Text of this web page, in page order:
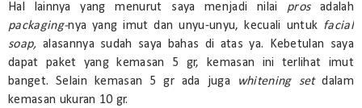
Hal lainnya yang menurut saya menjadi nilai prosadalah
packaging-nya yang imut dan unyu-unyu, kecuali untuk facial
soap, alasannya sudah saya bahas di atas ya. Kebetulan saya
dapat paket yang kemasan 5 gr, kemasan ini terlihat imut
banget. Selain kemasan 5 gr ada juga
whitening setdalam
kemasan ukuran 10 gr.